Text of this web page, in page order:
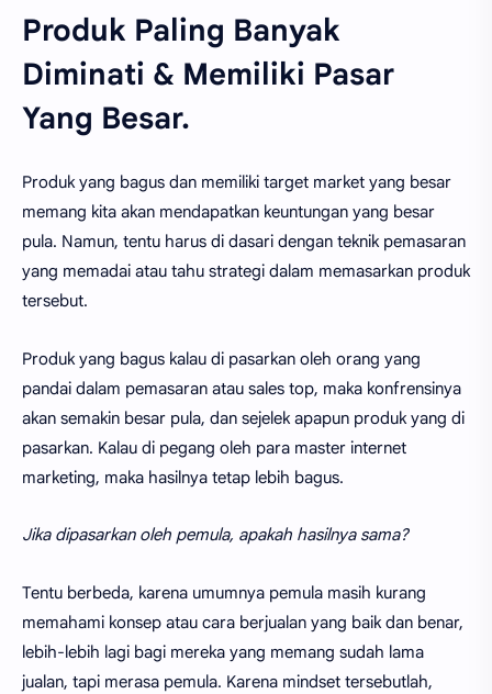
Produk Paling Banyak
Diminati & Memiliki Pasar
Yang Besar.
Produk yang bagus dan memiliki target market yang besar
memang kita akan mendapatkan keuntungan yang besar
pula. Namun, tentu harus di dasari dengan teknik pemasaran
yang memadai atau tahu strategi dalam memasarkan produk
tersebut.
Produk yang bagus kalau di pasarkan oleh orang yang
pandai dalam pemasaran atau sales top, maka konfrensinya
akan semakin besar pula, dan sejelek apapun produk yang di
pasarkan. Kalau di pegang oleh para master internet
marketing, maka hasilnya tetap lebih bagus.
Jika dipasarkan oleh pemula, apakah hasilnya sama?
Tentu berbeda, karena umumnya pemula masih kurang
memahami konsep atau cara berjualan yang baik dan benar,
lebih-lebih lagi bagi mereka yang memang sudah lama
jualan, tapi merasa pemula. Karena mindset tersebutlah,